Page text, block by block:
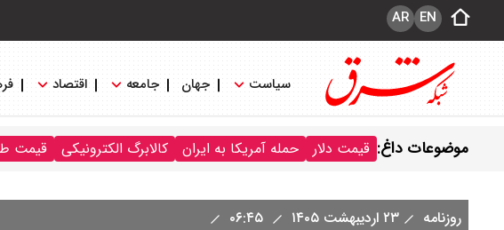
EN
AR
سیاست جهان جامعه اقتصاد
موضوعات داغ: قیمت دلار حمله آمریکا به ایران کالابرگ الکترونیکی قیمت
روزنامه ۲۳ اردیبهشت ۱۴۰۵